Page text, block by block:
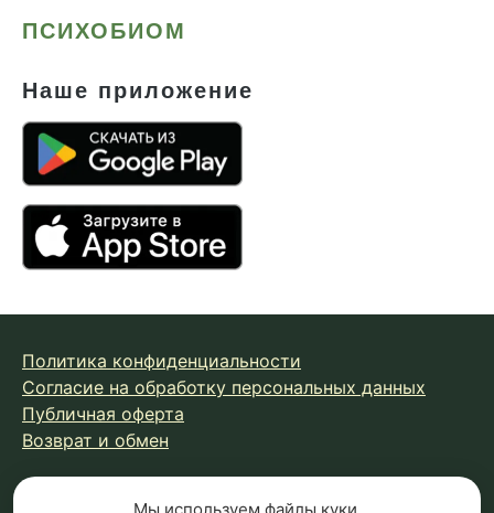
ПСИХОБИОМ
Наше приложение
Политика конфиденциальности
Согласие на обработку персональных данных
Публичная оферта
Возврат и обмен
© 2026 Fungiline — зарегистрированная торговая марка.